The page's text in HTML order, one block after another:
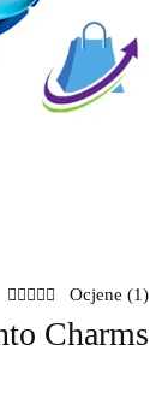
Ocjene (1)
Charms